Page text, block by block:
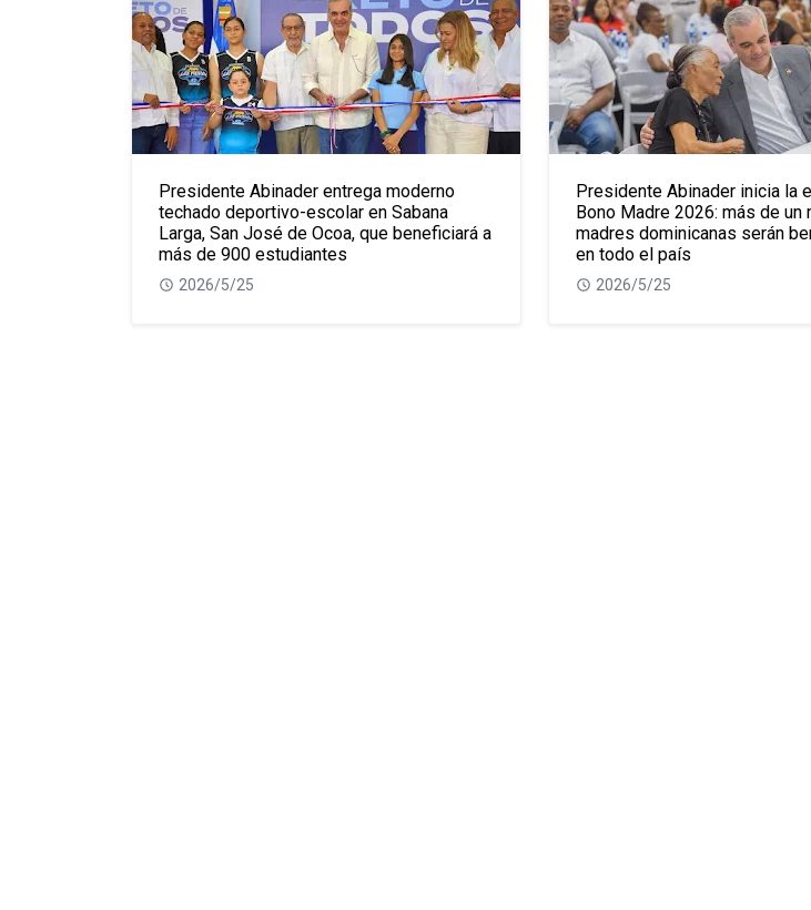
Presidente Abinader entrega moderno
techado deportivo-escolar en Sabana
Larga, San José de Ocoa, que beneficiará a
más de 900 estudiantes
2026/5/25
Presidente Abinader inicia la
Bono Madre 2026: más de un
madres dominicanas serán
en todo el país
2026/5/25